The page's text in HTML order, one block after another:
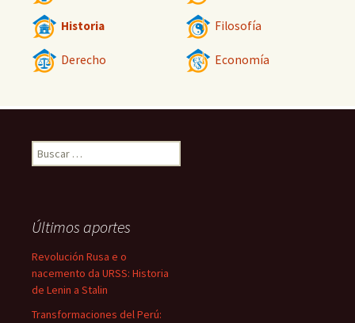
Historia Filosofía
Derecho Economía
Buscar:
Últimos aportes
Revolución Rusa e o
nacemento da URSS: Historia
de Lenin a Stalin
Transformaciones del Perú: